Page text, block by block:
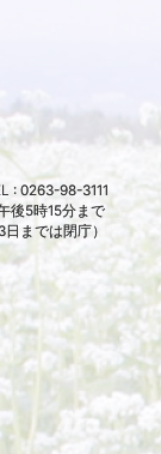
: 0263-98-3111
後5時15分まで
までは閉庁）